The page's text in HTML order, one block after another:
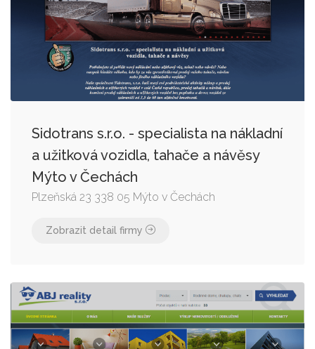
Sidotrans s.r.o. - specialista na nákladní
a užitková vozidla, tahače a návěsy
Mýto v Čechách
Plzeňská 23 338 05 Mýto v Čechách
Zobrazit detail firmy